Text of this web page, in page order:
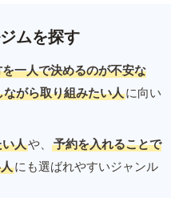
ムを探す
一人で決めるのが不安な
がら取り組みたい人に向い
人や、
予約を入れることで
にも選ばれやすいジャンル